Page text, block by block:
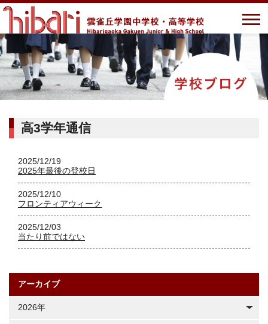
高3学年通信
2025/12/19
2025年最後の登校日
2025/12/10
フロンティアウィーク
2025/12/03
当たり前ではない
アーカイブ
2026年